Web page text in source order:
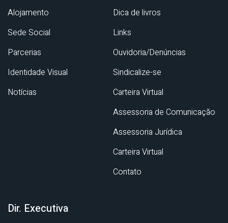
Alojamento
Sede Social
Parcerias
Identidade Visual
Notícias
Dica de livros
Links
Ouvidoria/Denúncias
Sindicalize-se
Carteira Virtual
Assessoria de Comunicação
Assessoria Jurídica
Carteira Virtual
Contato
Dir. Executiva